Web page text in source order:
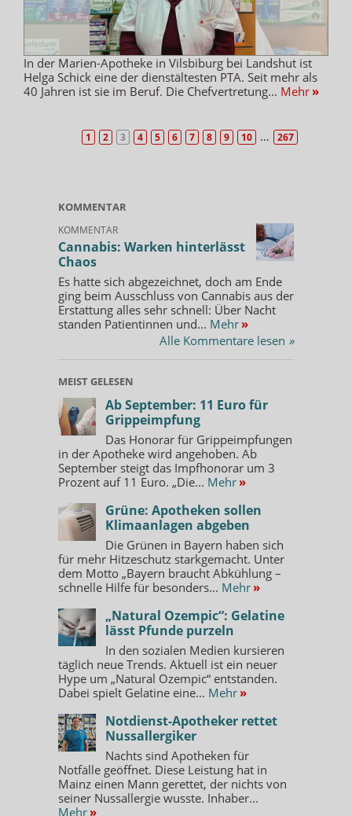
In der Marien-Apotheke in Vilsbiburg bei Landshut ist
Helga Schick eine der dienstältesten PTA. Seit mehr als
40 Jahren ist sie im Beruf. Die Chefvertretung... Mehr »
1 2 3 4 5 6 7 8 9 10 … 267
KOMMENTAR
KOMMENTAR
Cannabis: Warken hinterlässt
Chaos
Es hatte sich abgezeichnet, doch am Ende
ging beim Ausschluss von Cannabis aus der
Erstattung alles sehr schnell: Über Nacht
standen Patientinnen und... Mehr »
Alle Kommentare lesen »
MEIST GELESEN
Ab September: 11 Euro für
Grippeimpfung
Das Honorar für Grippeimpfungen
in der Apotheke wird angehoben. Ab
September steigt das Impfhonorar um 3
Prozent auf 11 Euro. „Die... Mehr »
Grüne: Apotheken sollen
Klimaanlagen abgeben
Die Grünen in Bayern haben sich
für mehr Hitzeschutz starkgemacht. Unter
dem Motto „Bayern braucht Abkühlung –
schnelle Hilfe für besonders... Mehr »
„Natural Ozempic“: Gelatine
lässt Pfunde purzeln
In den sozialen Medien kursieren
täglich neue Trends. Aktuell ist ein neuer
Hype um „Natural Ozempic“ entstanden.
Dabei spielt Gelatine eine... Mehr »
Notdienst-Apotheker rettet
Nussallergiker
Nachts sind Apotheken für
Notfälle geöffnet. Diese Leistung hat in
Mainz einen Mann gerettet, der nichts von
seiner Nussallergie wusste. Inhaber...
Mehr »